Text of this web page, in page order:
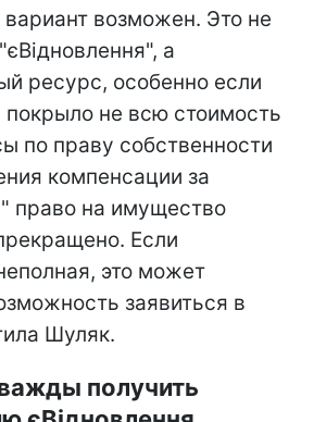
вариант возможен. Это не
а
ресурс, особенно если
покрыло не всю стоимость
по праву собственности
компенсации за
право на имущество
Если
это может
заявиться в
Шуляк.
получить